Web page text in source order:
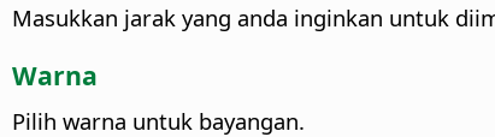
Masukkan jarak yang anda inginkan untuk
Warna
Pilih warna untuk bayangan.